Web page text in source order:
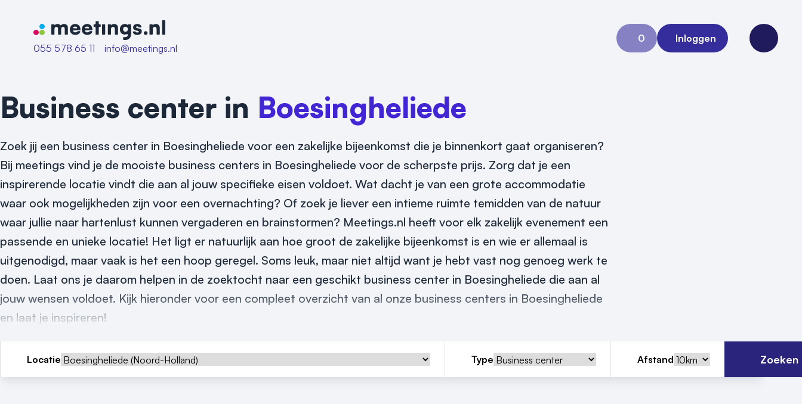
Naar home van Meetings
055 578 65 11
info@meetings.nl
0
Aanvraag 0
Inloggen
Open
Business center in Boesingheliede
Zoek jij een business center in Boesingheliede voor een zakelijke bijeenkomst die je binnenkort gaat organiseren?
Bij meetings vind je de mooiste business centers in Boesingheliede voor de scherpste prijs. Zorg dat je een
inspirerende locatie vindt die aan al jouw specifieke eisen voldoet. Wat dacht je van een grote accommodatie
waar ook mogelijkheden zijn voor een overnachting? Of zoek je liever een intieme ruimte temidden van de natuur
waar jullie naar hartenlust kunnen vergaderen en brainstormen? Meetings.nl heeft voor elk zakelijk evenement een
passende en unieke locatie! Het ligt er natuurlijk aan hoe groot de zakelijke bijeenkomst is en wie er allemaal is
uitgenodigd, maar vaak is het een hoop geregel. Soms leuk, maar niet altijd want je hebt vast nog genoeg werk te
doen. Laat ons je daarom helpen in de zoektocht naar een geschikt business center in Boesingheliede die aan al
jouw wensen voldoet. Kijk hieronder voor een compleet overzicht van al onze business centers in Boesingheliede
en laat je inspireren!
Locatie Type Afstand Zoeken